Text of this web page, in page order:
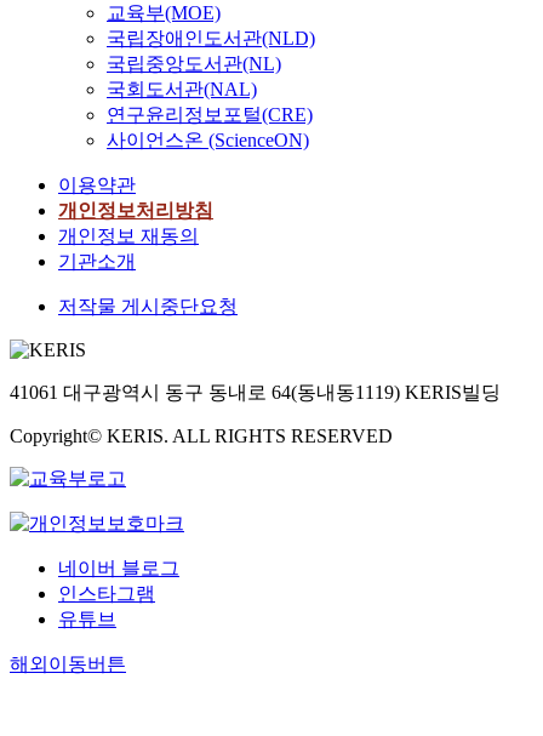
교육부(MOE)
국립장애인도서관(NLD)
국립중앙도서관(NL)
국회도서관(NAL)
연구윤리정보포털(CRE)
사이언스온 (ScienceON)
이용약관
개인정보처리방침
개인정보 재동의
기관소개
저작물 게시중단요청
41061 대구광역시 동구 동내로 64(동내동1119) KERIS빌딩
Copyright© KERIS. ALL RIGHTS RESERVED
네이버 블로그
인스타그램
유튜브
해외이동버튼